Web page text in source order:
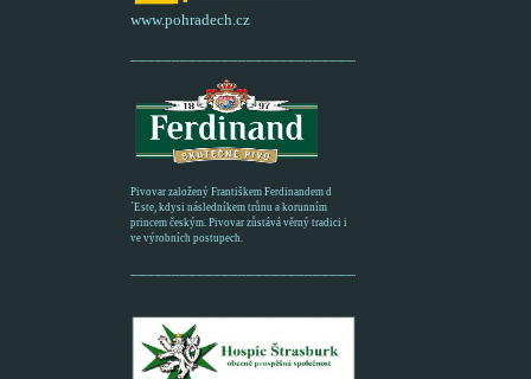
www.pohradech.cz
Pivovar založený Františkem Ferdinandem d
´Este, kdysi následníkem trůnu a korunním
princem českým. Pivovar zůstává věrný tradici i
ve výrobních postupech.